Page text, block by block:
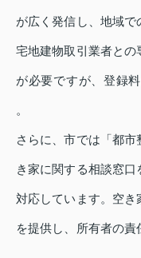
が広く発信し、地域
宅地建物取引業者との
が必要ですが、登録
。
さらに、市では「都
き家に関する相談窓
対応しています。空き
を提供し、所有者の